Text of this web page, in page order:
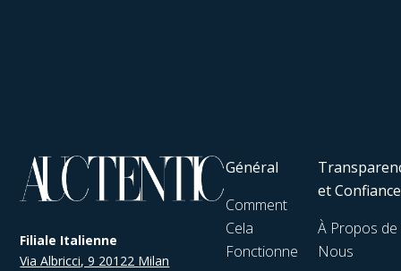
Filiale Italienne
Via Albricci, 9 20122 Milan
Général
Comment
Cela
Fonctionne
et Confiance
À Propos de
Nous